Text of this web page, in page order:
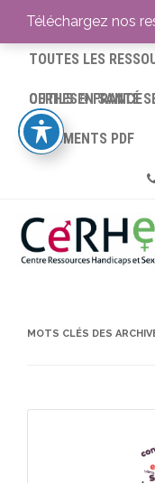
ACCUEIL
TOUTES LES
CERHES® FRANCE
OUTILS EN SANTÉ
DOCUMENTS PDF
MOTS CLÉS DES
Téléchargez nos